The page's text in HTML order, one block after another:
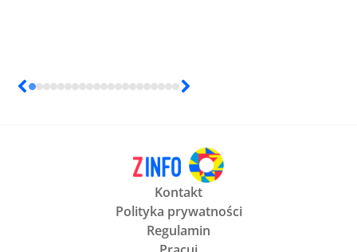
Kontakt
Polityka prywatności
Regulamin